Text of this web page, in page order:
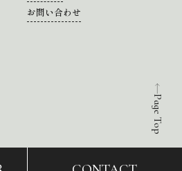
Page Top
お問い合わせ